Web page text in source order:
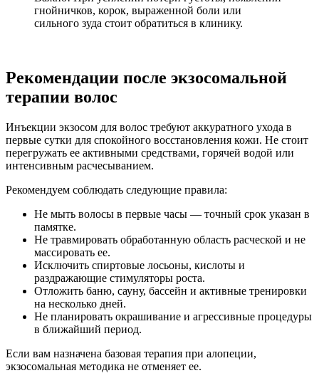
гнойничков, корок, выраженной боли или
сильного зуда стоит обратиться в клинику.
Рекомендации после экзосомальной
терапии волос
Инъекции экзосом для волос требуют аккуратного ухода в
первые сутки для спокойного восстановления кожи. Не стоит
перегружать ее активными средствами, горячей водой или
интенсивным расчесыванием.
Рекомендуем соблюдать следующие правила:
Не мыть волосы в первые часы — точный срок указан в
памятке.
Не травмировать обработанную область расческой и не
массировать ее.
Исключить спиртовые лосьоны, кислоты и
раздражающие стимуляторы роста.
Отложить баню, сауну, бассейн и активные тренировки
на несколько дней.
Не планировать окрашивание и агрессивные процедуры
в ближайший период.
Если вам назначена базовая терапия при алопеции,
экзосомальная методика не отменяет ее.